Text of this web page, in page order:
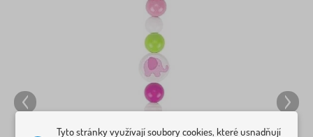
Tyto stránky využívají soubory cookies, které usnadňují